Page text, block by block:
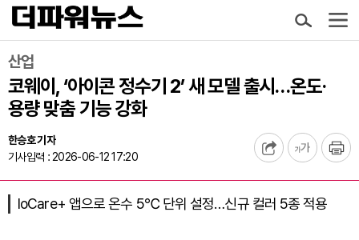
산업
코웨이, ‘아이콘 정수기 2’ 새 모델 출시…온도·
용량 맞춤 기능 강화
한승호 기자
기사입력 : 2026-06-12 17:20
IoCare+ 앱으로 온수 5℃ 단위 설정…신규 컬러 5종 적용